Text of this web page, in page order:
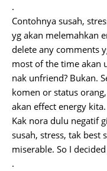
.
Contohnya susah,
yg akan melemahkan
delete any comments
most of the time akan
nak unfriend? Bukan.
komen or status
akan effect energy
Kak nora dulu negatif
susah, stress, tak best
miserable. So I
.